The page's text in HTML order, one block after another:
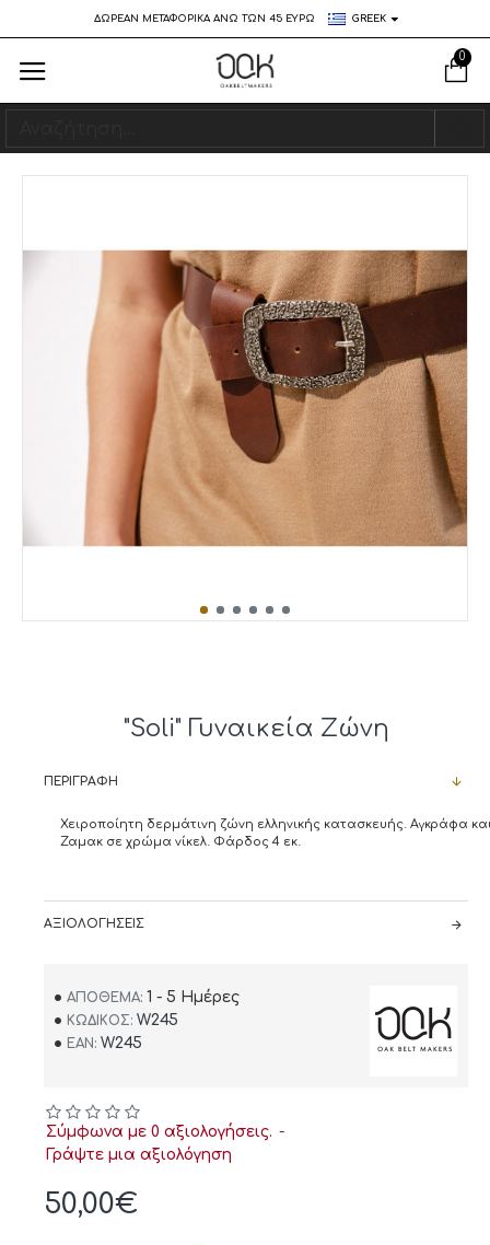
ΔΩΡΕΑΝ ΜΕΤΑΦΟΡΙΚΑ ΑΝΩ ΤΩΝ 45 ΕΥΡΩ GREEK
0
"Soli" Γυναικεία Ζώνη
ΠΕΡΙΓΡΑΦΉ
Χειροποίητη δερμάτινη ζώνη ελληνικής κατασκευής. Αγκράφα
Ζαμακ σε χρώμα νίκελ. Φάρδος 4 εκ.
ΑΞΙΟΛΟΓΉΣΕΙΣ
ΑΠΌΘΕΜΑ: 1 - 5 Ημέρες
ΚΩΔΙΚΌΣ: W245
EAN: W245
Σύμφωνα με 0 αξιολογήσεις. -
Γράψτε μια αξιολόγηση
50,00€